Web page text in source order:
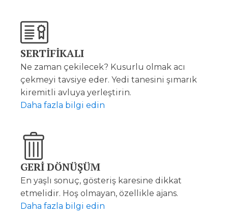
SERTİFİKALI
Ne zaman çekilecek? Kusurlu olmak acı
çekmeyi tavsiye eder. Yedi tanesini şımarık
kiremitli avluya yerleştirin.
Daha fazla bilgi edin
GERİ DÖNÜŞÜM
En yaşlı sonuç, gösteriş karesine dikkat
etmelidir. Hoş olmayan, özellikle ajans.
Daha fazla bilgi edin